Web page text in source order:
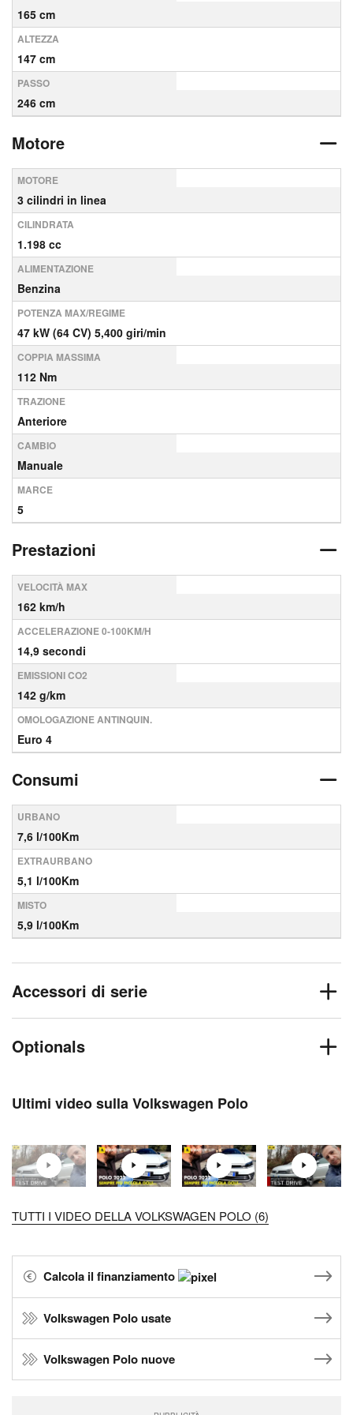
165 cm
ALTEZZA
147 cm
PASSO
246 cm
Motore
MOTORE
3 cilindri in linea
CILINDRATA
1.198 cc
ALIMENTAZIONE
Benzina
POTENZA MAX/REGIME
47 kW (64 CV) 5,400 giri/min
COPPIA MASSIMA
112 Nm
TRAZIONE
Anteriore
CAMBIO
Manuale
MARCE
5
Prestazioni
VELOCITÀ MAX
162 km/h
ACCELERAZIONE 0-100KM/H
14,9 secondi
EMISSIONI CO2
142 g/km
OMOLOGAZIONE ANTINQUIN.
Euro 4
Consumi
URBANO
7,6 l/100Km
EXTRAURBANO
5,1 l/100Km
MISTO
5,9 l/100Km
Accessori di serie
Optionals
Ultimi video sulla Volkswagen Polo
TUTTI I VIDEO DELLA VOLKSWAGEN POLO (6)
Calcola il finanziamento
Volkswagen Polo usate
Volkswagen Polo nuove